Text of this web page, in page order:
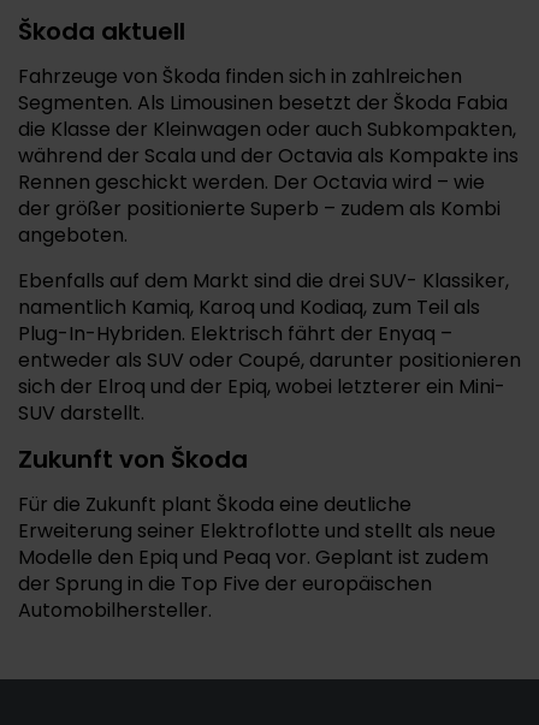
Škoda aktuell
Fahrzeuge von Škoda finden sich in zahlreichen
Segmenten. Als Limousinen besetzt der Škoda Fabia
die Klasse der Kleinwagen oder auch Subkompakten,
während der Scala und der Octavia als Kompakte ins
Rennen geschickt werden. Der Octavia wird – wie
der größer positionierte Superb – zudem als Kombi
angeboten.
Ebenfalls auf dem Markt sind die drei SUV- Klassiker,
namentlich Kamiq, Karoq und Kodiaq, zum Teil als
Plug-In-Hybriden. Elektrisch fährt der Enyaq –
entweder als SUV oder Coupé, darunter positionieren
sich der Elroq und der Epiq, wobei letzterer ein Mini-
SUV darstellt.
Zukunft von Škoda
Für die Zukunft plant Škoda eine deutliche
Erweiterung seiner Elektroflotte und stellt als neue
Modelle den Epiq und Peaq vor. Geplant ist zudem
der Sprung in die Top Five der europäischen
Automobilhersteller.